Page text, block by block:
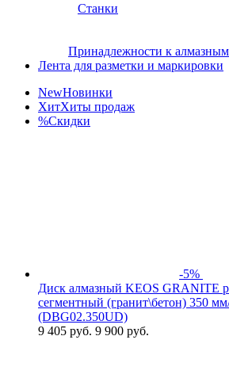
Станки
Принадлежности к
Лента для разметки и маркировки
NewНовинки
ХитХиты продаж
%Скидки
-5%
Диск алмазный KEOS GRANITE
сегментный (гранит\бетон) 350
(DBG02.350UD)
9 405 руб. 9 900 руб.